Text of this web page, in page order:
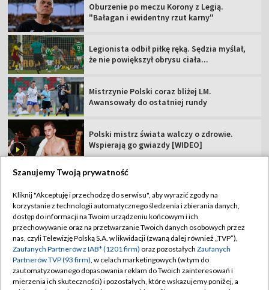
Oburzenie po meczu Korony z Legią.
"Bałagan i ewidentny rzut karny"
Legionista odbił piłkę ręką. Sędzia myślał,
że nie powiększył obrysu ciała...
Mistrzynie Polski coraz bliżej LM.
Awansowały do ostatniej rundy
Polski mistrz świata walczy o zdrowie.
Wspierają go gwiazdy [WIDEO]
TVP
Abonament TVP
Sklep TVP
Biuro Reklamy
Oferta Handlowa
Regulamin TVP
Polityka prywatności
Moje zgody
Biuro reklamy
Szanujemy Twoją prywatność
Kliknij "Akceptuję i przechodzę do serwisu", aby wyrazić zgody na
korzystanie z technologii automatycznego śledzenia i zbierania danych,
dostęp do informacji na Twoim urządzeniu końcowym i ich
przechowywanie oraz na przetwarzanie Twoich danych osobowych przez
nas, czyli Telewizję Polską S.A. w likwidacji (zwaną dalej również „TVP”),
Zaufanych Partnerów z IAB* (1201 firm) oraz pozostałych Zaufanych
Partnerów TVP (93 firm), w celach marketingowych (w tym do
zautomatyzowanego dopasowania reklam do Twoich zainteresowań i
mierzenia ich skuteczności) i pozostałych, które wskazujemy poniżej, a